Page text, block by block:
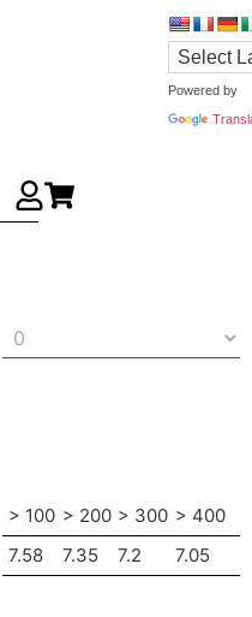
Powered by
> 100 > 200 > 300 > 400
7.58
7.35 7.2 7.05